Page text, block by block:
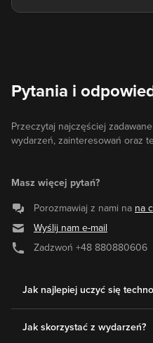
Pytania i
Przeczytaj najczęściej
wydarzeń, zainteresowań oraz
Masz więcej pytań?
Porozmawiaj z nami na na
Wyślij nam e-mail
Zadzwoń +48 880880606
Jak najlepiej uczyć się
Jak skorzystać z wydarzeń?